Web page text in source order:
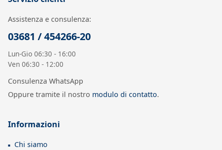
Assistenza e consulenza:
03681 / 454266-20
Lun-Gio 06:30 - 16:00
Ven 06:30 - 12:00
Consulenza WhatsApp
Oppure tramite il nostro modulo di contatto.
Informazioni
Chi siamo